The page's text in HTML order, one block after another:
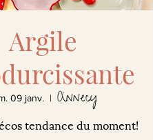
Argile
09 janv.
  |
Annecy
tendance du moment!